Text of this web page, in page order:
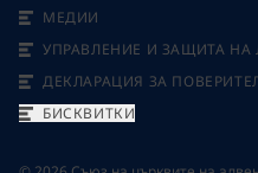
МЕДИИ
УПРАВЛЕНИЕ И ЗАЩИТА
ДЕКЛАРАЦИЯ ЗА
БИСКВИТКИ